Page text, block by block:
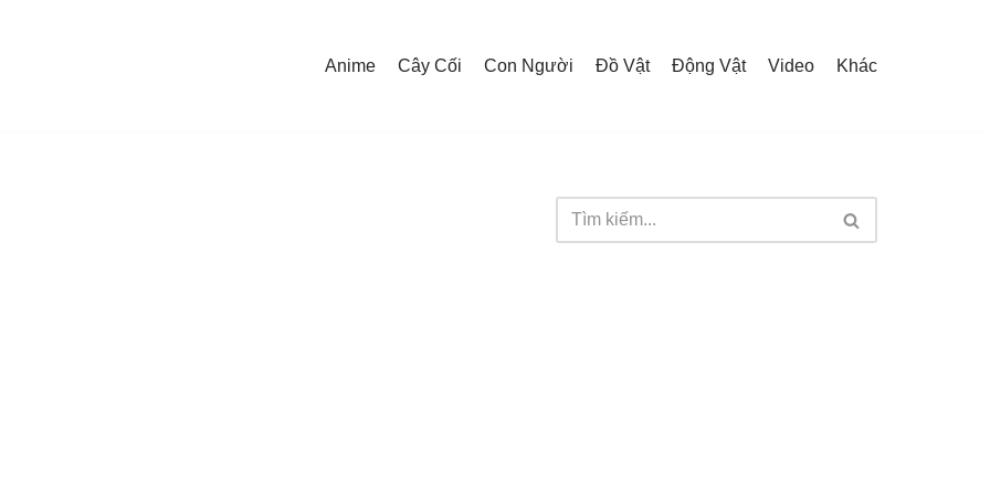
Anime Cây Cối Con Người Đồ Vật Động Vật Video Khác